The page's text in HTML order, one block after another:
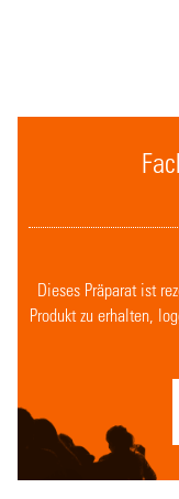
Dieses Präparat ist
Produkt zu erhalten,